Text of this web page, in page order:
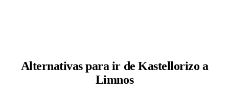
Alternativas para ir de Kastellorizo a
Limnos